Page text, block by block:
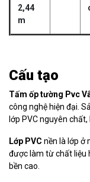
2,44
m
Cấu tạo
Tấm ốp tường Pvc
công nghệ hiện đại.
lớp PVC nguyên
Lớp PVC nền là lớp ở
được làm từ chất liệu
bền cao.